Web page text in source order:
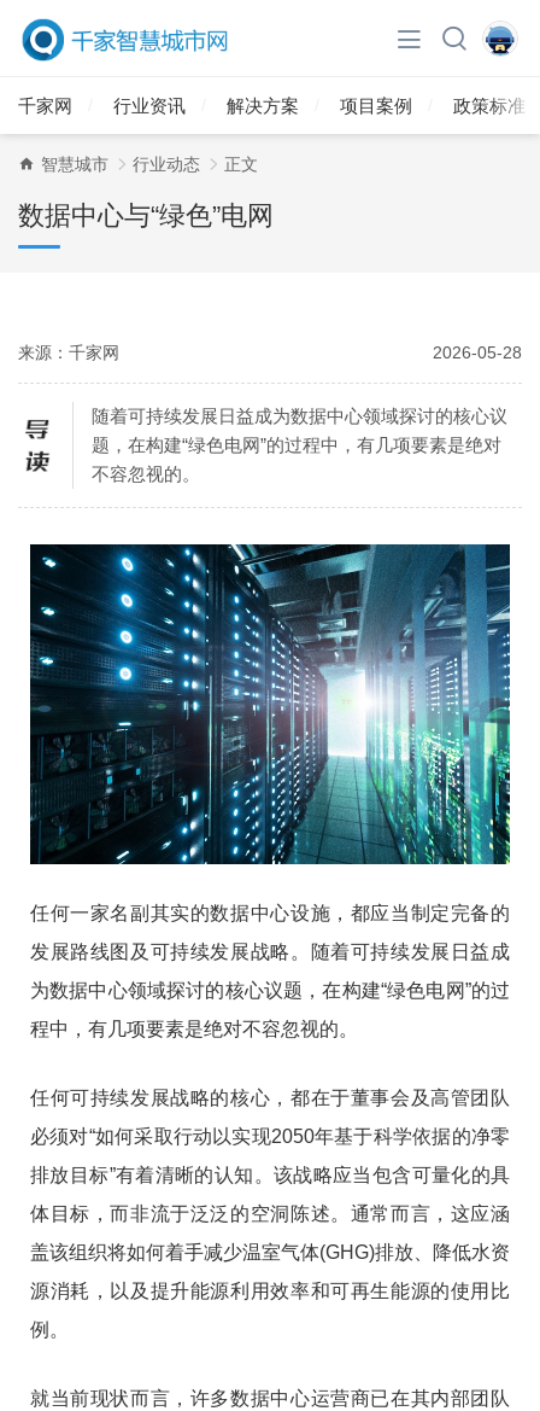
千家网 行业资讯 解决方案 项目案例 政策标准
智慧城市 行业动态 正文
数据中心与“绿色”电网
来源：千家网 2026-05-28
随着可持续发展日益成为数据中心领域探讨的核心议
题，在构建“绿色电网”的过程中，有几项要素是绝对
不容忽视的。
任何一家名副其实的数据中心设施，都应当制定完备的
发展路线图及可持续发展战略。随着可持续发展日益成
为数据中心领域探讨的核心议题，在构建“绿色电网”的过
程中，有几项要素是绝对不容忽视的。
任何可持续发展战略的核心，都在于董事会及高管团队
必须对“如何采取行动以实现2050年基于科学依据的净零
排放目标”有着清晰的认知。该战略应当包含可量化的具
体目标，而非流于泛泛的空洞陈述。通常而言，这应涵
盖该组织将如何着手减少温室气体(GHG)排放、降低水资
源消耗，以及提升能源利用效率和可再生能源的使用比
例。
就当前现状而言，许多数据中心运营商已在其内部团队